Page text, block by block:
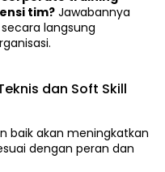
tim? Jawabannya
langsung
dan Soft Skill
baik akan meningkatkan
dengan peran dan